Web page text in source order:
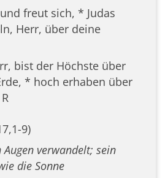
freut sich, * Judas
Herr, über deine
bist der Höchste über
* hoch erhaben über
9)
verwandelt; sein
die Sonne